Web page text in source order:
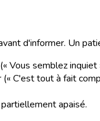
d'informer. Un
Vous semblez inquiet
C'est tout à fait
apaisé.